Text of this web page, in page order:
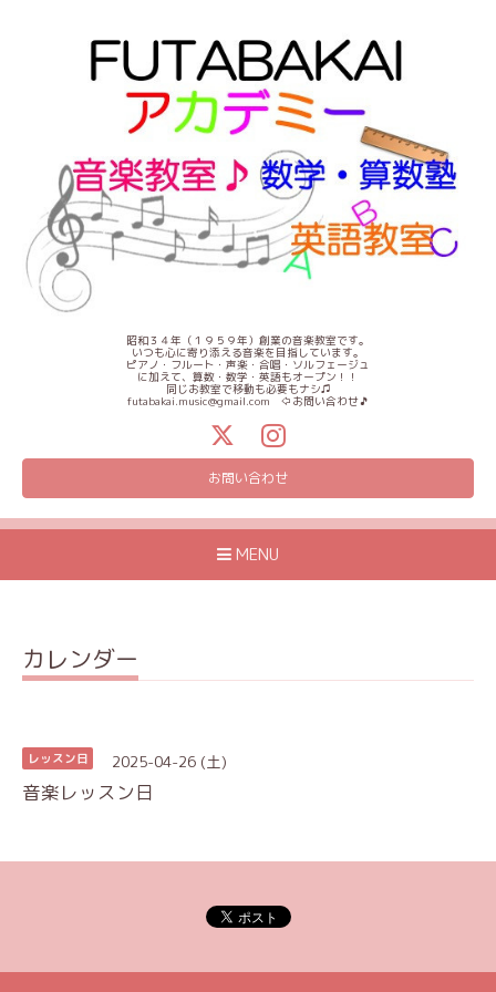
昭和３４年（１９５９年）創業の音楽教室です。
いつも心に寄り添える音楽を目指しています。
ピアノ・フルート・声楽・合唱・ソルフェージュ
に加えて、算数・数学・英語もオープン！！
同じお教室で移動も必要もナシ♫
futabakai.music@gmail.com ⇦お問い合わせ🎵
お問い合わせ
MENU
カレンダー
レッスン日 2025-04-26 (土)
音楽レッスン日